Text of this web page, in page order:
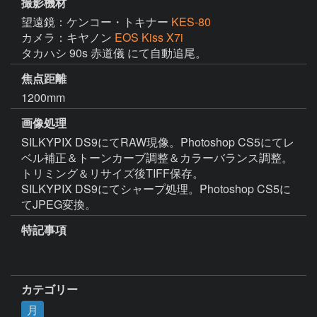
望遠鏡：ケンコー・トキナー KES-80
カメラ：キヤノン EOS Kiss X7i
タカハシ 90s 赤道儀 にて自動追尾。
焦点距離
1200mm
画像処理
SILKYPIX DS9にてRAW現像。Photoshop CS5にてレ
ベル補正＆トーンカーブ調整＆カラーバランス調整。
トリミング＆リサイズ後TIFF保存。
SILKYPIX DS9にてシャープ処理。Photoshop CS5に
てJPEG変換。
特記事項
カテゴリー
月